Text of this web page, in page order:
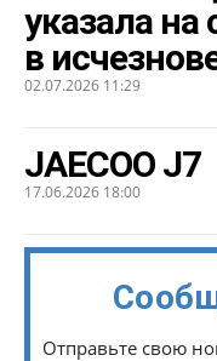
указала
в
02.07.2026 11:29
JAECOO J7
17.06.2026 18:00
Отправьте свою